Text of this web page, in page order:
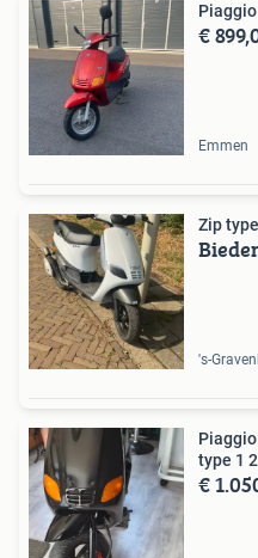
€
Emmen
Zip
's-
type 1
€